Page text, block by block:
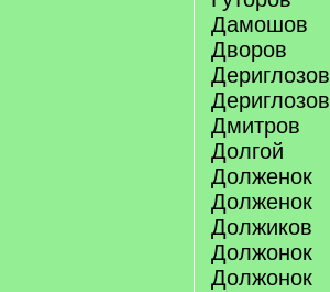
Дамошов
Дворов
Дериглозов
Дериглозов
Дмитров
Долгой
Долженок
Долженок
Должиков
Должонок
Должонок